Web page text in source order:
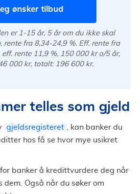
Jeg ønsker tilbud
er 1-15 år, 5 år om du ikke skal
rente fra 8,34-24,9 %. Eff. rente fra
eff. rente 11,9 %, 150 000 kr o/5 år,
000 kr, totalt: 196 600 kr.
telles som gjeld
gjeldsregisteret
, kan banker du
hos få se hvor mye usikret
banker å kredittvurdere deg når
dem. Også når du søker om